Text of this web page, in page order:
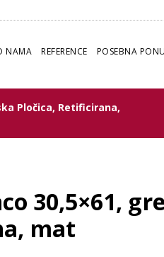
NAMA REFERENCE POSEBNA
Pločica, Retificirana,
30,5×61,
mat